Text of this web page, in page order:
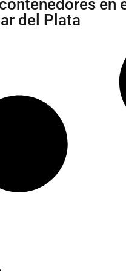
en
del Plata